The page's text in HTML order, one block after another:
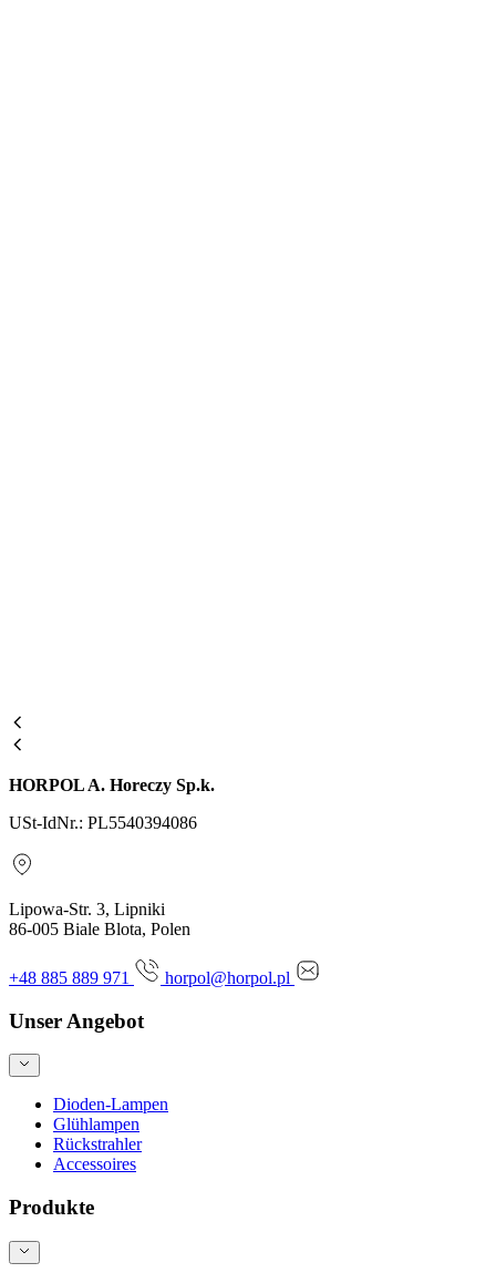
HORPOL A. Horeczy Sp.k.
USt-IdNr.: PL5540394086
Lipowa-Str. 3, Lipniki
86-005 Biale Blota, Polen
+48 885 889 971 horpol@horpol.pl
Unser Angebot
Dioden-Lampen
Glühlampen
Rückstrahler
Accessoires
Produkte